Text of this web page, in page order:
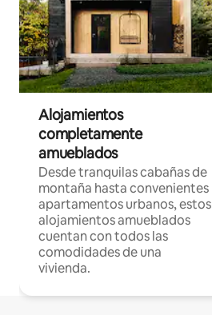
Alojamientos
completamente
amueblados
Desde tranquilas cabañas de
montaña hasta convenientes
apartamentos urbanos, estos
alojamientos amueblados
cuentan con todos las
comodidades de una
vivienda.